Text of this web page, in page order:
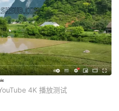
4K 播放测试